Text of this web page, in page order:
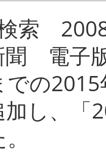
索
電子
の
加し、「
し